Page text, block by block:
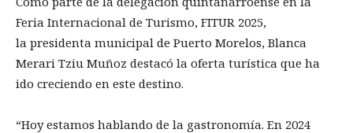
Feria Internacional de Turismo, FITUR 2025,
la presidenta municipal de Puerto Morelos, Blanca
Merari Tziu Muñoz destacó la oferta turística que ha
ido creciendo en este destino.
“Hoy estamos hablando de la gastronomía. En 2024